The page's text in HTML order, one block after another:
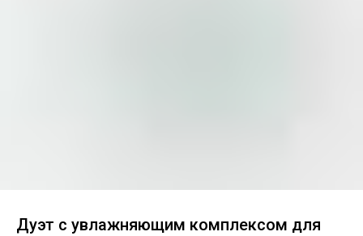
Дуэт с увлажняющим комплексом для